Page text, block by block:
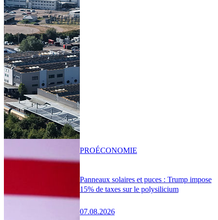
Panneaux solaires et puces : Trump impose
15% de taxes sur le polysilicium
07.08.2026
PROÉCONOMIE